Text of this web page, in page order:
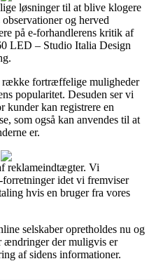
løsninger til at blive klogere
og herved
på e-forhandlerens kritik af
LED – Studio Italia Design
fortræffelige muligheder
popularitet. Desuden ser vi
kunder kan registrere en
som også kan anvendes til at
er.
reklameindtægter. Vi
forretninger idet vi fremviser
hvis en bruger fra vores
selskaber opretholdes nu og
ændringer der muligvis er
af sidens informationer.